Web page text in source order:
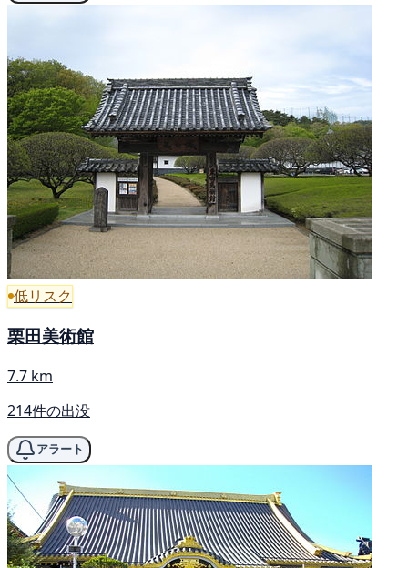
低リスク
栗田美術館
7.7 km
214件の出没
アラート